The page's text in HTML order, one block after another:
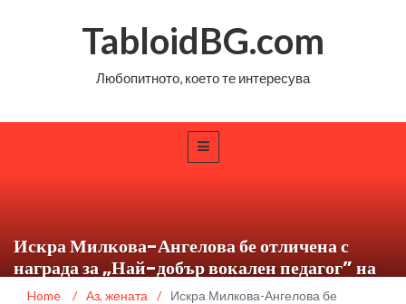
TabloidBG.com
Любопитното, което те интересува
Искра Милкова-Ангелова бе отличена с
награда за „Най-добър вокален педагог” на
престижна церемония
Home / Аз, жената /
Искра Милкова-Ангелова бе